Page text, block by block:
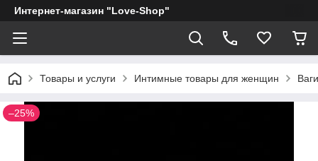
Интернет-магазин "Love-Shop"
Товары и услуги Интимные товары для женщин
–25%